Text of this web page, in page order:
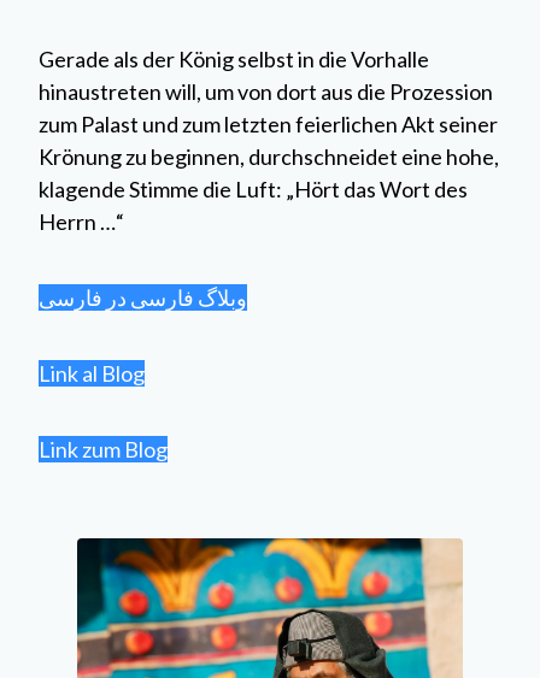
Gerade als der König selbst in die Vorhalle
hinaustreten will, um von dort aus die Prozession
zum Palast und zum letzten feierlichen Akt seiner
Krönung zu beginnen, durchschneidet eine hohe,
klagende Stimme die Luft: „Hört das Wort des
Herrn …“
وبلاگ فارسی در فارسی
Link al Blog
Link zum Blog